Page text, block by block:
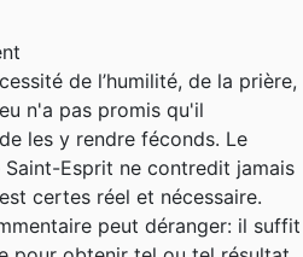
de l’humilité, de la prière,
n'a pas promis qu'il
les y rendre féconds. Le
Esprit ne contredit jamais
certes réel et nécessaire.
peut déranger: il suffit